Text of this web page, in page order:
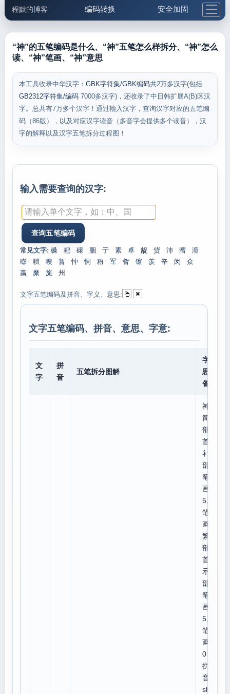
程默的博客 编码转换 安全加固
邮件工具 生活便民 更多工具
5.1支付宝大红包
“神”的五笔编码是什么、“神”五笔怎么样拆分、“神”怎么
读、“神”笔画、“神”意思
本工具收录中华汉字： GBK字符集/GBK编码共2万多汉字(包括
GB2312字符集/编码 7000多汉字)，还收录了中日韩扩展A(B)区汉
字。总共有7万多个汉字！通过输入汉字，查询汉字对应的五笔编
码（86版），以及对应汉字读音（多音字会提供多个读音），汉
字的解释以及汉字五笔拆分过程图！
输入需要查询的汉字:
常见文字: 磉 耙 磙 胭 亍 素 卓 龊 赀 沛 漕
溶
嘭
唢 嗖 暂 忡 恫 粉 军 眢 镲 羡 辛 闵
众
嬴
縻 旄 州
文字五笔编码及拼音、字义、意思:
文字五笔编码、拼音、意思、字意:
文
字
拼
音
五笔拆分图解
字意
思、
备注
神
简体
部
首:
礻,
部外
笔
画:
5,总
笔
画:9
繁体
部
首:
示,
部外
笔
画:
5,总
笔
画:1
0
拼
音：
shé